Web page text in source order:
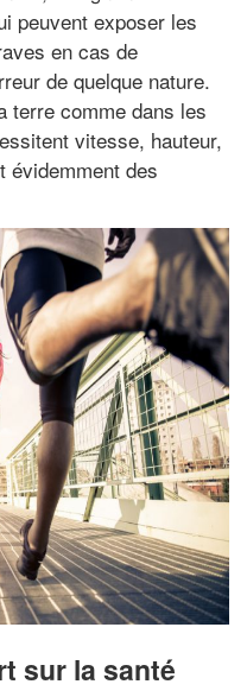
peuvent exposer les
en cas de
de quelque nature.
terre comme dans les
vitesse, hauteur,
évidemment des
sur la santé